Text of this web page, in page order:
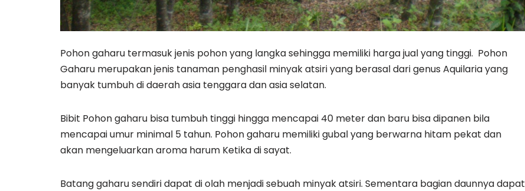
Pohon gaharu termasuk jenis pohon yang langka sehingga memiliki harga jual yang tinggi. Pohon
Gaharu merupakan jenis tanaman penghasil minyak atsiri yang berasal dari genus Aquilaria yang
banyak tumbuh di daerah asia tenggara dan asia selatan.
Bibit Pohon gaharu bisa tumbuh tinggi hingga mencapai 40 meter dan baru bisa dipanen bila
mencapai umur minimal 5 tahun. Pohon gaharu memiliki gubal yang berwarna hitam pekat dan
akan mengeluarkan aroma harum Ketika di sayat.
Batang gaharu sendiri dapat di olah menjadi sebuah minyak atsiri. Sementara bagian daunnya dapat